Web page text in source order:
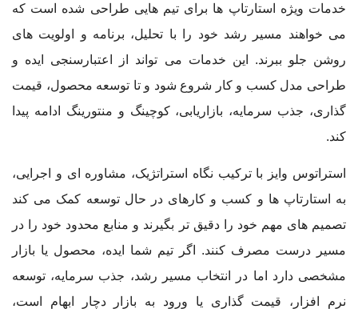
خدمات ویژه استارتاپ ها برای تیم هایی طراحی شده است که
می خواهند مسیر رشد خود را با تحلیل، برنامه و اولویت های
روشن جلو ببرند. این خدمات می تواند از اعتبارسنجی ایده و
طراحی مدل کسب و کار شروع شود و تا توسعه محصول، قیمت
گذاری، جذب سرمایه، بازاریابی، کوچینگ و منتورینگ ادامه پیدا
کند.
استراتوس وایز با ترکیب نگاه استراتژیک، مشاوره ای و اجرایی،
به استارتاپ ها و کسب و کارهای در حال توسعه کمک می کند
تصمیم های مهم خود را دقیق تر بگیرند و منابع محدود خود را در
مسیر درست مصرف کنند. اگر تیم شما ایده، محصول یا بازار
مشخصی دارد اما در انتخاب مسیر رشد، جذب سرمایه، توسعه
نرم افزار، قیمت گذاری یا ورود به بازار دچار ابهام است،